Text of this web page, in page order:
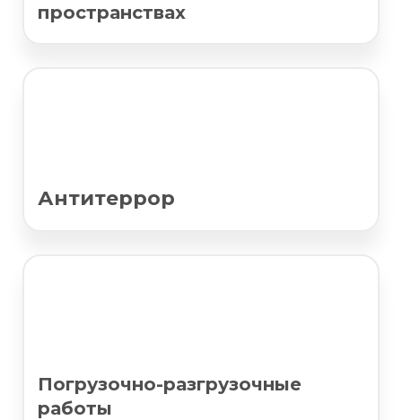
пространствах
Антитеррор
Погрузочно-разгрузочные
работы